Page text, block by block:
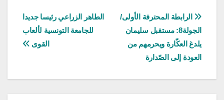
تصفّح
المقالات
الطاهر الزراعي رئيسا جديدا
للجامعة التونسية لألعاب
القوى
الرابطة المحترفة الأولى/
الجولة8: مستقبل سليمان
يلدغ العكّارة ويحرمهم من
العودة إلى الصّدارة